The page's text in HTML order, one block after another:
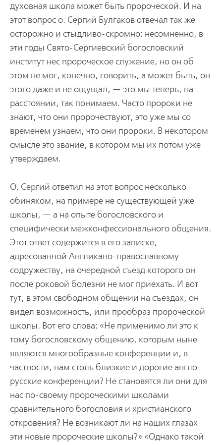
духовная школа может быть пророческой. И на
этот вопрос о. Сергий Булгаков отвечал так же
осторожно и стыдливо-скромно: несомненно, в
эти годы Свято-Сергиевский богословский
институт нес пророческое служение, но он об
этом не мог, конечно, говорить, а может быть, он
этого даже и не ощущал, — это мы теперь, на
расстоянии, так понимаем. Часто пророки не
знают, что они пророчествуют, это уже мы со
временем узнаем, что они пророки. В некотором
смысле это звание, в котором мы их потом уже
утверждаем.
О. Сергий ответил на этот вопрос несколько
обиняком, на примере не существующей уже
школы, — а на опыте богословского и
специфически межконфессионального общения.
Этот ответ содержится в его записке,
адресованной Англикано-православному
содружеству, на очередной съезд которого он
после роковой болезни не мог приехать. И вот
тут, в этом свободном общении на съездах, он
видел возможность, или прообраз пророческой
школы. Вот его слова: «Не применимо ли это к
тому богословскому общению, которым ныне
являются многообразные конференции и, в
частности, нам столь близкие и дорогие англо-
русские конференции? Не становятся ли они для
нас по-своему пророческими школами
сравнительного богословия и христианского
откровения? Не возникают ли на наших глазах
эти новые пророческие школы?» «Однако такой